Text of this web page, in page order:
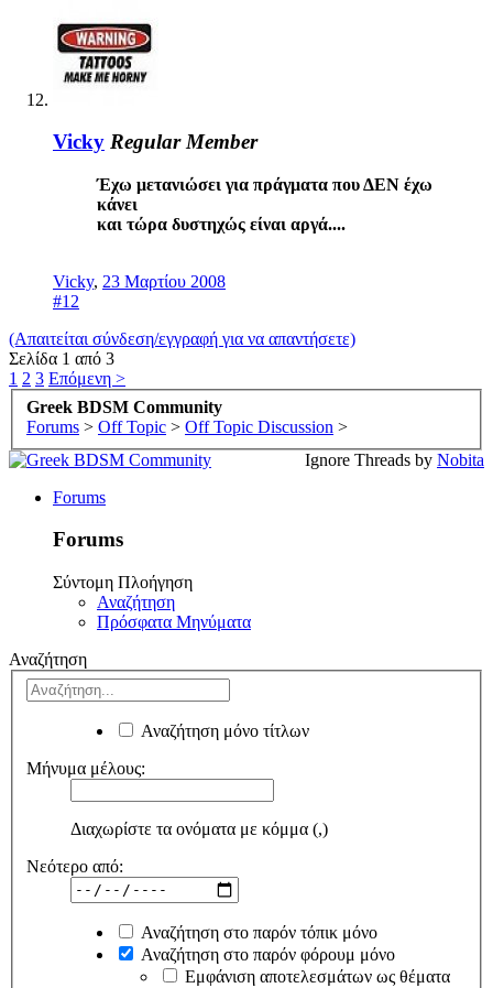
Vicky Regular Member
Έχω μετανιώσει για πράγματα που ΔΕΝ έχω
κάνει
και τώρα δυστηχώς είναι αργά....
Vicky, 23 Μαρτίου 2008
#12
(Απαιτείται σύνδεση/εγγραφή για να απαντήσετε)
Σελίδα 1 από 3
1 2 3 Επόμενη >
Greek BDSM Community
Forums > Off Topic > Off Topic Discussion >
Ignore Threads by Nobita
Forums
Forums
Σύντομη Πλοήγηση
Αναζήτηση
Πρόσφατα Μηνύματα
Αναζήτηση
Αναζήτηση μόνο τίτλων
Μήνυμα μέλους:
Διαχωρίστε τα ονόματα με κόμμα (,)
Νεότερο από:
Αναζήτηση στο παρόν τόπικ μόνο
Αναζήτηση στο παρόν φόρουμ μόνο
Εμφάνιση αποτελεσμάτων ως θέματα